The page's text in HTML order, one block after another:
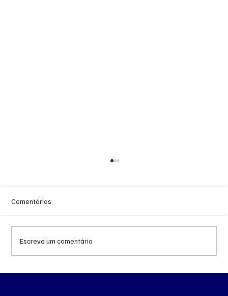
Comentários
Escreva um comentário